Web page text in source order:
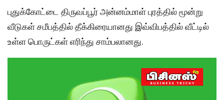
புதுக்கோட்டை திருவப்பூர் அன்னம்மாள் புரத்தில் மூன்று
வீடுகள் சமீபத்தில் தீக்கிரையானது இவ்விபத்தில் வீட்டில்
உள்ள பொருட்கள் எரிந்து சாம்பலானது.